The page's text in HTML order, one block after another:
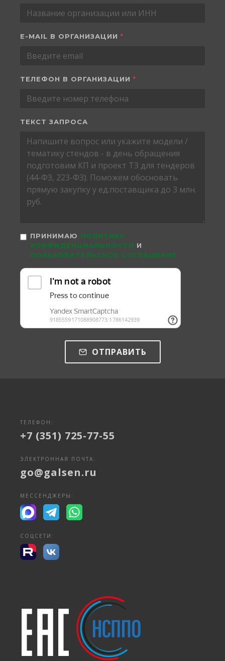
E-MAIL В ОРГАНИЗАЦИИ *
ТЕЛЕФОН В ОРГАНИЗАЦИИ *
ТЕКСТ ЗАПРОСА
ПРИНИМАЮ ПОЛИТИКУ
КОНФИДЕНЦИАЛЬНОСТИ И
ПОЛЬЗОВАТЕЛЬСКОЕ СОГЛАШЕНИЕ
ОТПРАВИТЬ
ТЕЛЕФОН:
+7 (351) 725-77-55
ЭЛЕКТРОННАЯ ПОЧТА:
go@galsen.ru
МЕССЕНДЖЕРЫ:
СОЦСЕТИ: